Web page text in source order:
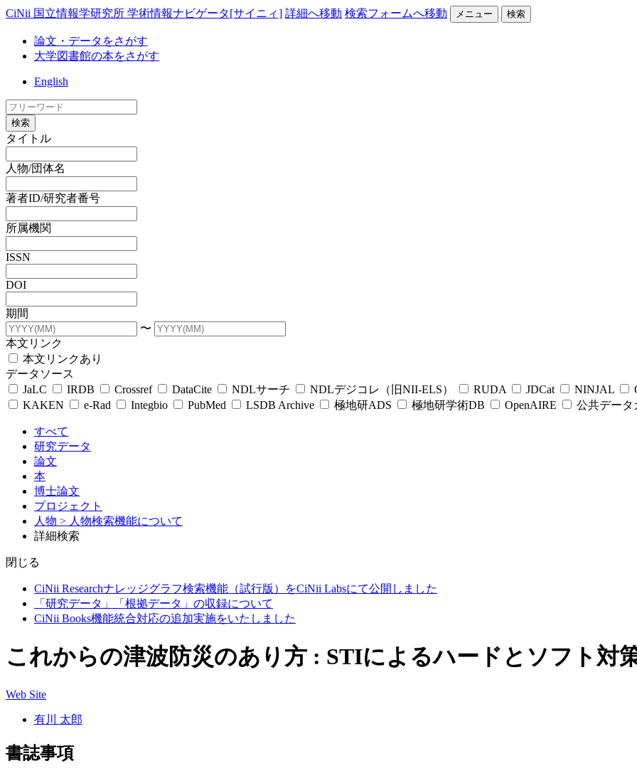
CiNii 国立情報学研究所 学術情報ナビゲータ[サイニィ] 詳細へ移動 検索フォームへ移動 メニュー 検索
論文・データをさがす
大学図書館の本をさがす
English
検索
タイトル
人物/団体名
著者ID/研究者番号
所属機関
ISSN
DOI
期間
〜
本文リンク
本文リンクあり
データソース
JaLC
IRDB Crossref DataCite NDLサーチ NDLデジコレ（旧NII-ELS） RUDA JDCat NINJAL
KAKEN
e-Rad Integbio PubMed LSDB Archive 極地研ADS 極地研学術DB OpenAIRE 公共データ
すべて
研究データ
論文
本
博士論文
プロジェクト
人物 > 人物検索機能について
詳細検索
閉じる
CiNii Researchナレッジグラフ検索機能（試行版）をCiNii Labsにて公開しました
「研究データ」「根拠データ」の収録について
CiNii Books機能統合対応の追加実施をいたしました
これからの津波防災のあり方 : STIによるハードとソフト対
Web Site
有川 太郎
書誌事項